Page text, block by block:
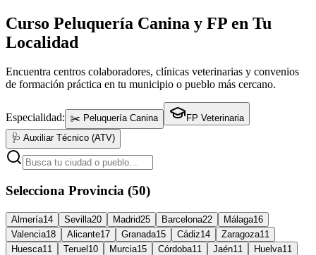
Curso Peluquería Canina y FP en Tu
Localidad
Encuentra centros colaboradores, clínicas veterinarias y convenios
de formación práctica en tu municipio o pueblo más cercano.
Especialidad: ✂️ Peluquería Canina
FP Veterinaria
🩺 Auxiliar Técnico (ATV)
Selecciona Provincia (50)
Almería14 Sevilla20 Madrid25 Barcelona22 Málaga16
Valencia18 Alicante17 Granada15 Cádiz14 Zaragoza11
Huesca11 Teruel 10 Murcia15 Córdoba11 Jaén11 Huelva11